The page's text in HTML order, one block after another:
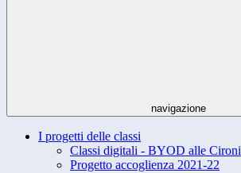
navigazione
I progetti delle classi
Classi digitali - BYOD alle Cironi
Progetto accoglienza 2021-22